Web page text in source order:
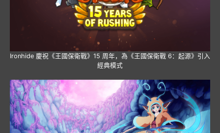
Ironhide 慶祝《王國保衛戰》15 周年，為《王國保衛戰 6：起源》引入
經典模式